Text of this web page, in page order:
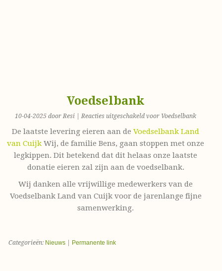
Voedselbank
10-04-2025 door Resi |Reacties uitgeschakeld voor Voedselbank
De laatste levering eieren aan deVoedselbank Land
van Cuijk Wij, de familie Bens, gaan stoppen met onze
legkippen. Dit betekend dat dit helaas onze laatste
donatie eieren zal zijn aan de voedselbank.
Wij danken alle vrijwillige medewerkers van de
Voedselbank Land van Cuijk voor de jarenlange fijne
samenwerking.
Categorieën: Nieuws| Permanente link